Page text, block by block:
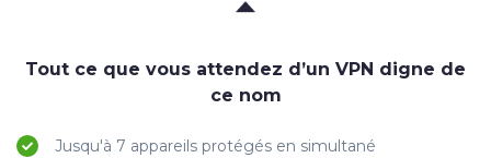
Tout ce que vous attendez d’un VPN digne de
ce nom
Jusqu'à 7 appareils protégés en simultané